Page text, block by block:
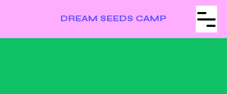
DREAM SEEDS CAMP